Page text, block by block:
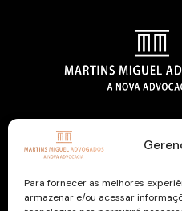
Para fornecer as melhores
armazenar e/ou acessar